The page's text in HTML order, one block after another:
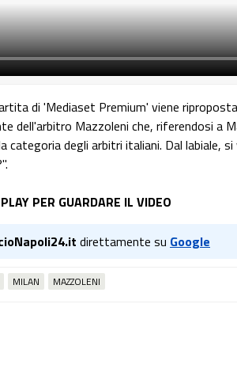
di 'Mediaset Premium' viene
dell'arbitro Mazzoleni che, riferendosi a
categoria degli arbitri italiani. Dal labiale,
PER GUARDARE IL VIDEO
direttamente su Google
MILAN MAZZOLENI